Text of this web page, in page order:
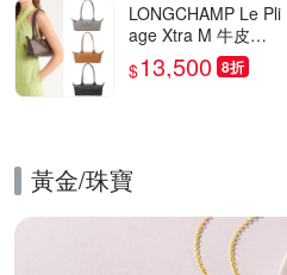
LONGCHAMP Le Pli
age Xtra M 牛皮肩
背包 法棍包-多色可
選
$13,500 8折
黃金/珠寶